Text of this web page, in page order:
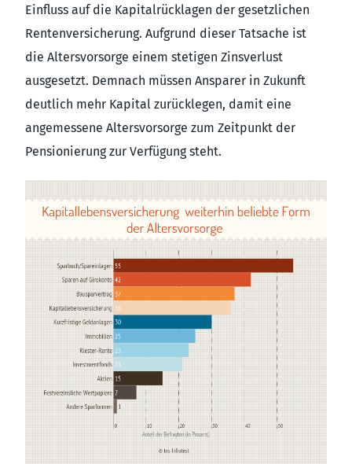
Einfluss auf die Kapitalrücklagen der gesetzlichen
Rentenversicherung. Aufgrund dieser Tatsache ist
die Altersvorsorge einem stetigen Zinsverlust
ausgesetzt. Demnach müssen Ansparer in Zukunft
deutlich mehr Kapital zurücklegen, damit eine
angemessene Altersvorsorge zum Zeitpunkt der
Pensionierung zur Verfügung steht.